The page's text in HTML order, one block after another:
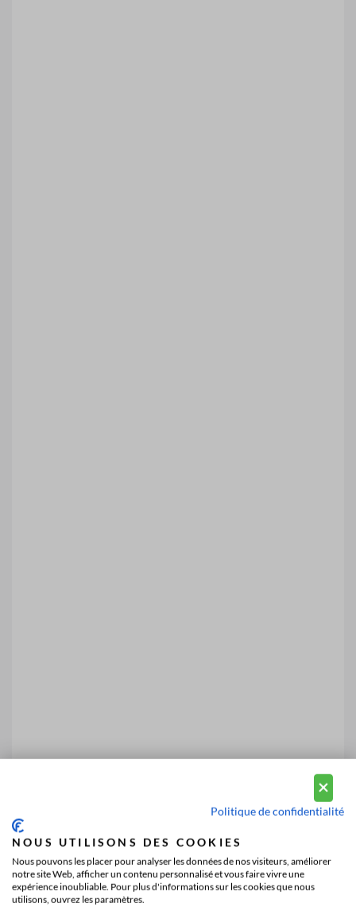
Politique de confidentialité
NOUS UTILISONS DES COOKIES
Nous pouvons les placer pour analyser les données de nos visiteurs, améliorer
notre site Web, afficher un contenu personnalisé et vous faire vivre une
expérience inoubliable. Pour plus d'informations sur les cookies que nous
utilisons, ouvrez les paramètres.